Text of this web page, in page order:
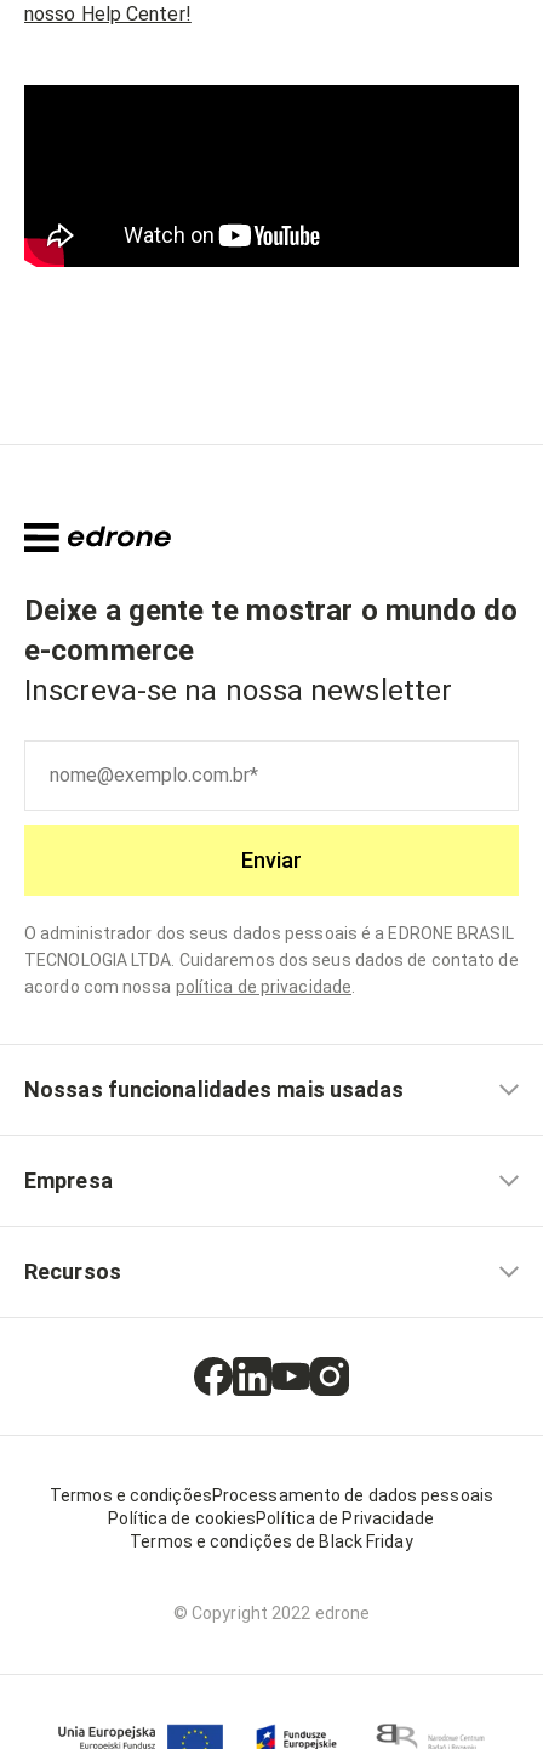
nosso Help Center!
Deixe a gente te mostrar o mundo do
e-commerce
Inscreva-se na nossa newsletter
Enviar
O administrador dos seus dados pessoais é a EDRONE BRASIL
TECNOLOGIA LTDA. Cuidaremos dos seus dados de contato de
acordo com nossa política de privacidade
Nossas funcionalidades mais usadas
Empresa
Recursos
Termos e condiçõesProcessamento de dados pessoais
Política de cookiesPolítica de Privacidade
Termos e condições de Black Friday
© Copyright 2022 edrone